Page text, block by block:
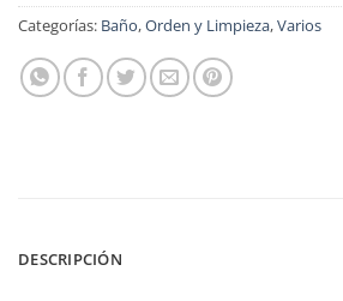
Categorías: Baño,Orden y Limpieza,Varios
DESCRIPCIÓN